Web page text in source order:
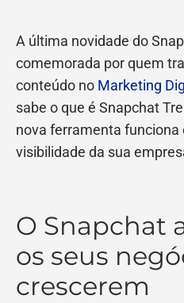
A última novidade do
comemorada por quem
conteúdo no Marketing
sabe o que é Snapchat
nova ferramenta funciona
visibilidade da sua
O Snapchat
os seus
crescerem